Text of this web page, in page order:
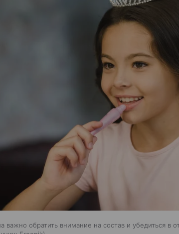
важно обратить внимание на состав и убедиться в